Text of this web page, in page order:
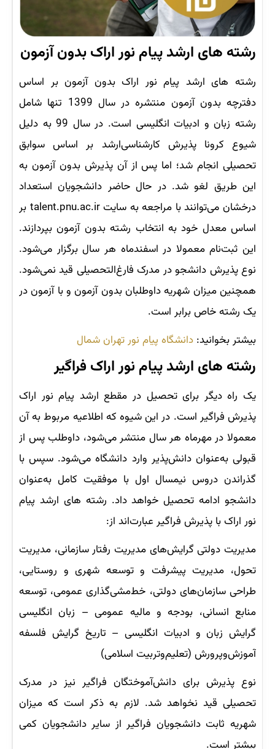
رشته های ارشد پیام نور اراک بدون آزمون
رشته های ارشد پیام نور اراک بدون آزمون بر اساس
دفترچه بدون آزمون منتشره در سال 1399 تنها شامل
رشته زبان و ادبیات انگلیسی است. در سال 99 به دلیل
شیوع کرونا پذیرش کارشناسی‌ارشد بر اساس سوابق
تحصیلی انجام شد؛ اما پس از آن پذیرش بدون آزمون به
این طریق لغو شد. در حال حاضر دانشجویان استعداد
درخشان می‌توانند با مراجعه به سایت talent.pnu.ac.ir بر
اساس معدل خود به انتخاب رشته بدون آزمون بپردازند.
این ثبت‌نام معمولا در اسفندماه هر سال برگزار می‌شود.
نوع پذیرش دانشجو در مدرک فارغ‌التحصیلی قید نمی‌شود.
همچنین میزان شهریه داوطلبان بدون آزمون و با آزمون در
یک رشته خاص برابر است.
بیشتر بخوانید: دانشگاه پیام نور تهران شمال
رشته های ارشد پیام نور اراک فراگیر
یک راه دیگر برای تحصیل در مقطع ارشد پیام نور اراک
پذیرش فراگیر است. در این شیوه که اطلاعیه مربوط به آن
معمولا در مهرماه هر سال منتشر می‌شود، داوطلب پس از
قبولی به‌عنوان دانش‌پذیر وارد دانشگاه می‌شود. سپس با
گذراندن دروس نیمسال اول با موفقیت کامل به‌عنوان
دانشجو ادامه تحصیل خواهد داد. رشته ‌های ارشد پیام
نور اراک با پذیرش فراگیر عبارت‌اند از:
مدیریت دولتی گرایش‌های مدیریت رفتار سازمانی، مدیریت
تحول، مدیریت پیشرفت و توسعه شهری و روستایی،
طراحی سازمان‌های دولتی، خط‌مشی‌گذاری عمومی، توسعه
منابع انسانی، بودجه و مالیه عمومی – زبان انگلیسی
گرایش زبان و ادبیات انگلیسی – تاریخ گرایش فلسفه
آموزش‌وپرورش (تعلیم‌وتربیت اسلامی)
نوع پذیرش برای دانش‌آموختگان فراگیر نیز در مدرک
تحصیلی قید نخواهد شد. لازم به ذکر است که میزان
شهریه ثابت دانشجویان فراگیر از سایر دانشجویان کمی
بیشتر است.